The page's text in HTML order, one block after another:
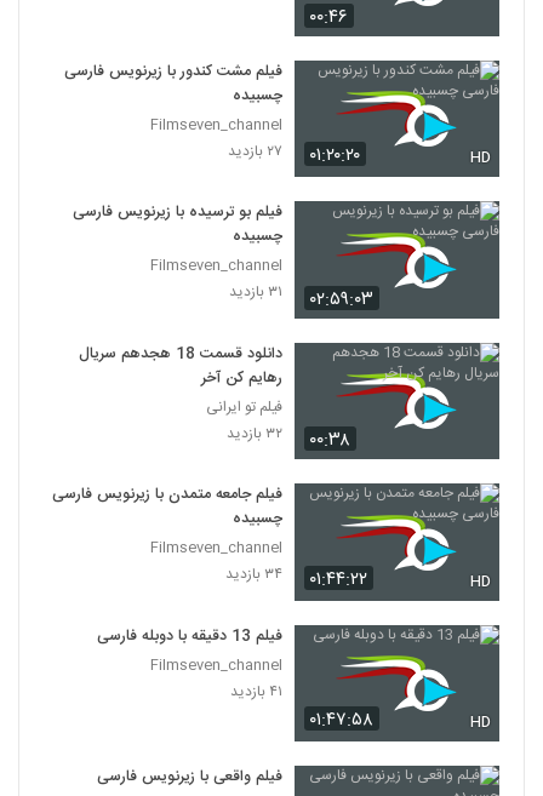
۰۰:۴۶
۰۱:۲۰:۲۰ HD
فیلم مشت کندور با زیرنویس فارسی
چسبیده
Filmseven_channel
۲۷ بازدید
۰۲:۵۹:۰۳
فیلم بو ترسیده با زیرنویس فارسی
چسبیده
Filmseven_channel
۳۱ بازدید
۰۰:۳۸
دانلود قسمت 18 هجدهم سریال
رهایم کن آخر
فیلم تو ایرانی
۳۲ بازدید
۰۱:۴۴:۲۲ HD
فیلم جامعه متمدن با زیرنویس فارسی
چسبیده
Filmseven_channel
۳۴ بازدید
۰۱:۴۷:۵۸ HD
فیلم 13 دقیقه با دوبله فارسی
Filmseven_channel
۴۱ بازدید
فیلم واقعی با زیرنویس فارسی